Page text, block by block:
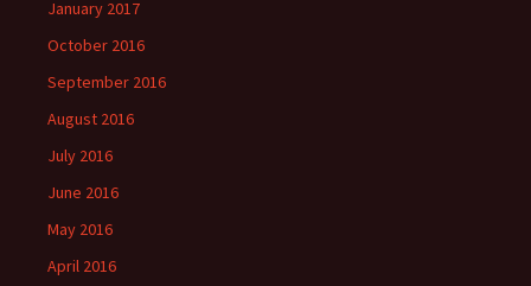
January 2017
October 2016
September 2016
August 2016
July 2016
June 2016
May 2016
April 2016